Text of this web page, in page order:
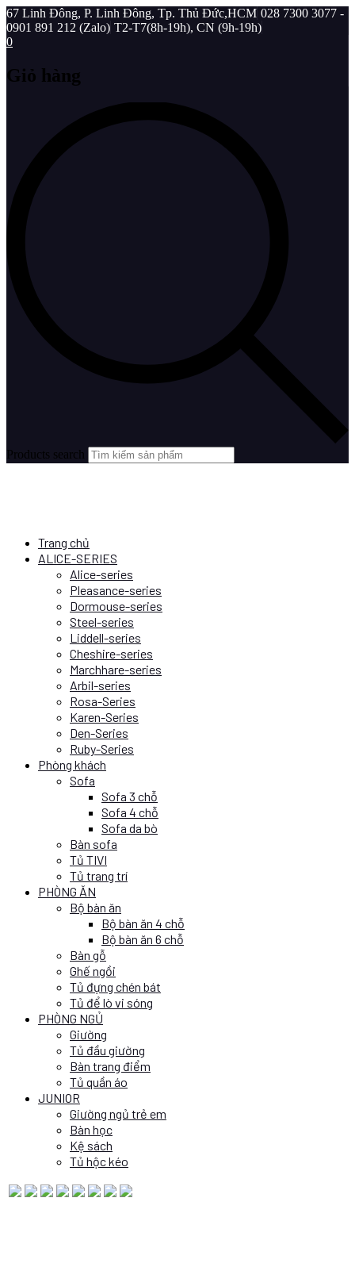
67 Linh Đông, P. Linh Đông, Tp. Thủ Đức,HCM 028 7300 3077 -
0901 891 212 (Zalo) T2-T7(8h-19h), CN (9h-19h)
0
Giỏ hàng
Products search
Trang chủ
ALICE-SERIES
Alice-series
Pleasance-series
Dormouse-series
Steel-series
Liddell-series
Cheshire-series
Marchhare-series
Arbil-series
Rosa-Series
Karen-Series
Den-Series
Ruby-Series
Phòng khách
Sofa
Sofa 3 chỗ
Sofa 4 chỗ
Sofa da bò
Bàn sofa
Tủ TIVI
Tủ trang trí
PHÒNG ĂN
Bộ bàn ăn
Bộ bàn ăn 4 chỗ
Bộ bàn ăn 6 chỗ
Bàn gỗ
Ghế ngồi
Tủ đựng chén bát
Tủ để lò vi sóng
PHÒNG NGỦ
Giường
Tủ đầu giường
Bàn trang điểm
Tủ quần áo
JUNIOR
Giường ngủ trẻ em
Bàn học
Kệ sách
Tủ hộc kéo